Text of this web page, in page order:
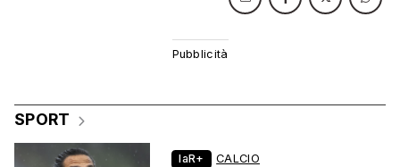
SPORT
laR+ CALCIO